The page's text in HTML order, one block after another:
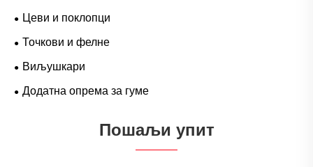
Цеви и поклопци
Точкови и фелне
Виљушкари
Додатна опрема за гуме
Пошаљи упит